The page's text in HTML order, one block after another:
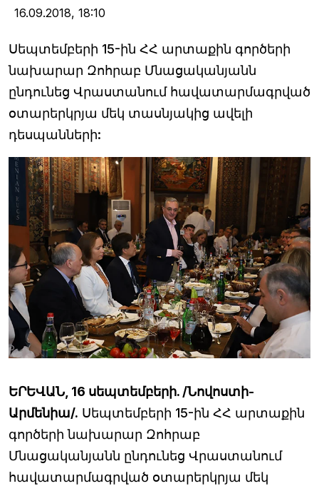
16.09.2018, 18:10
Սեպտեմբերի 15-ին ՀՀ արտաքին գործերի
նախարար Զոհրաբ Մնացականյանն
ընդունեց Վրաստանում հավատարմագրված
օտարերկրյա մեկ տասնյակից ավելի
դեսպանների:
ԵՐԵՎԱՆ, 16 սեպտեմբերի. /Նովոստի-
Արմենիա/. Սեպտեմբերի 15-ին ՀՀ արտաքին
գործերի նախարար Զոհրաբ
Մնացականյանն ընդունեց Վրաստանում
հավատարմագրված օտարերկրյա մեկ